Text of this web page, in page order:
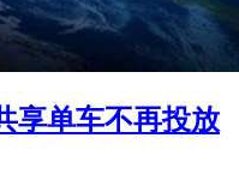
享单车不再投放